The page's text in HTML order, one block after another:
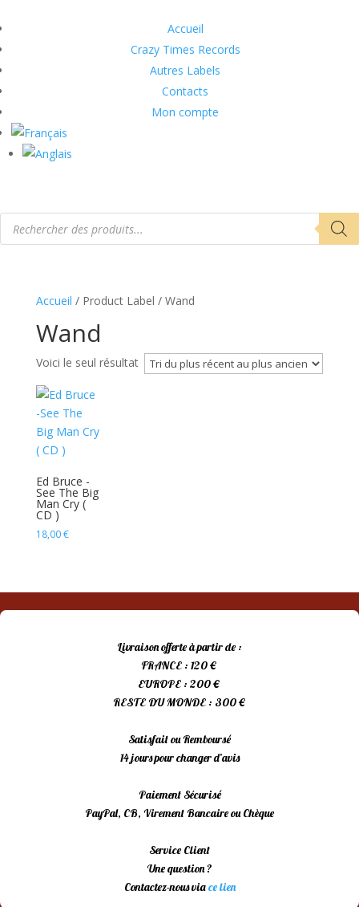
Accueil
Crazy Times Records
Autres Labels
Contacts
Mon compte
Recherche
Accueil / Product Label / Wand
Wand
Voici le seul résultat
Ed Bruce -
See The Big
Man Cry (
CD )
18,00€
Livraison offerte à partir de :
FRANCE : 120 €
EUROPE : 200 €
RESTE DU MONDE : 300 €
Satisfait ou Remboursé
14 jours pour changer d’avis
Paiement Sécurisé
PayPal, CB, Virement Bancaire ou Chèque
Service Client
Une question ?
Contactez-nous viace lien